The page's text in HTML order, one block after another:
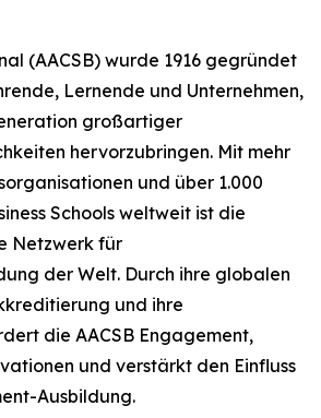
(AACSB) wurde 1916 gegründet
Lernende und Unternehmen,
großartiger
hervorzubringen. Mit mehr
und über 1.000
Schools weltweit ist die
Netzwerk für
der Welt. Durch ihre globalen
und ihre
die AACSB Engagement,
und verstärkt den Einfluss
Ausbildung.